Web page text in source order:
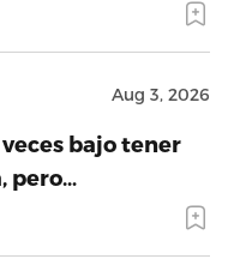
Aug 3, 2026
veces bajo tener
pero…